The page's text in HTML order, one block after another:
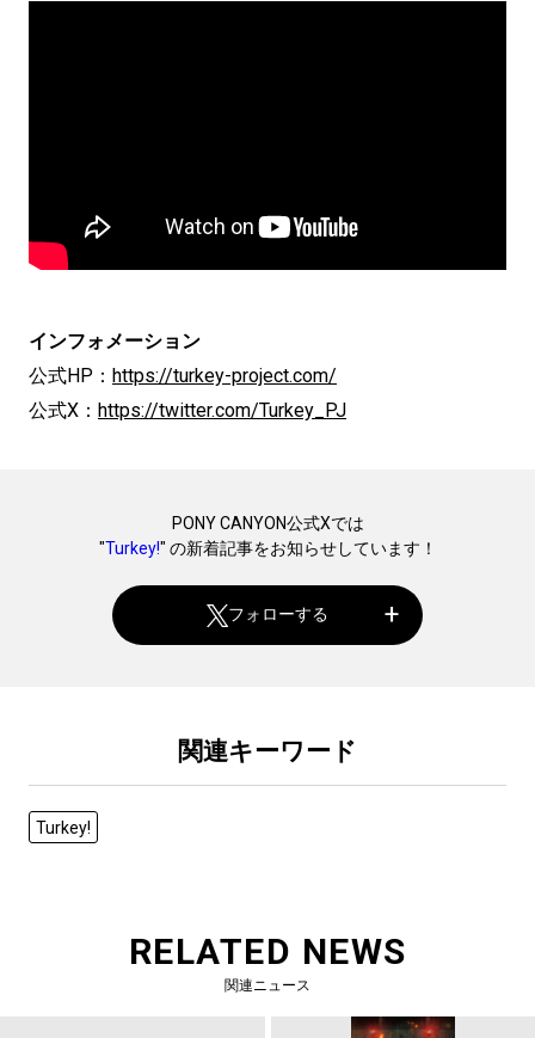
インフォメーション
公式HP： https://turkey-project.com/
公式X： https://twitter.com/Turkey_PJ
PONY CANYON公式Xでは
"Turkey!" の新着記事をお知らせしています！
フォローする
関連キーワード
Turkey!
RELATED NEWS
関連ニュース